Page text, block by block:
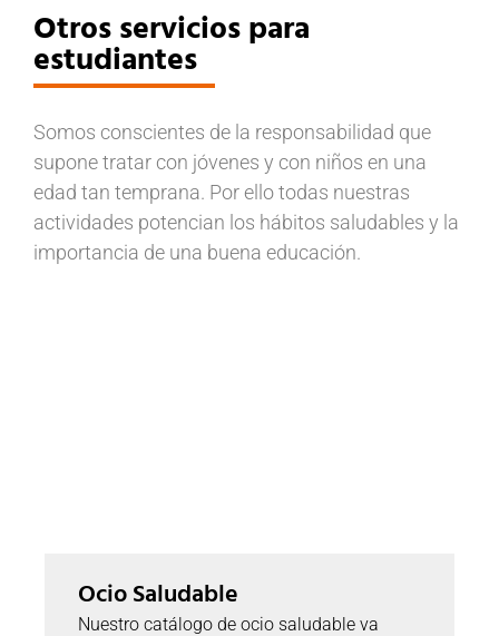
Otros servicios para
estudiantes
Somos conscientes de la responsabilidad que
supone tratar con jóvenes y con niños en una
edad tan temprana. Por ello todas nuestras
actividades potencian los hábitos saludables y la
importancia de una buena educación.
Ocio Saludable
Nuestro catálogo de ocio saludable va